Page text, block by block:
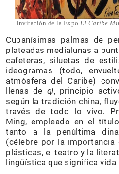
Invitación de la ExpoEl Caribe
Cubanísimas palmas de
plateadas medialunas a
cafeteras, siluetas de
ideogramas (todo,
atmósfera del Caribe)
llenas de qì, principio
según la tradición china,
través de todo lo vivo.
Ming, empleado en el
tanto a la penúltima
(célebre por la
plásticas, el teatro y la
lingüística que significa